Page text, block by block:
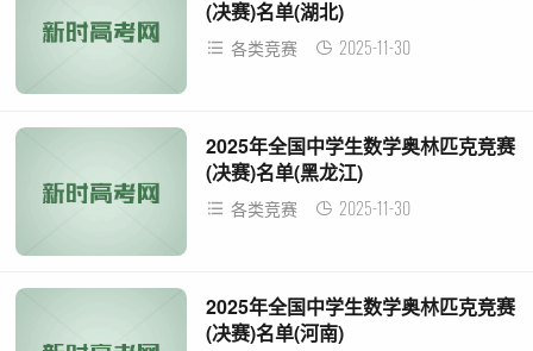
(决赛)名单(湖北)
各类竞赛 2025-11-30
2025年全国中学生数学奥林匹克竞赛
(决赛)名单(黑龙江)
各类竞赛 2025-11-30
2025年全国中学生数学奥林匹克竞赛
(决赛)名单(河南)